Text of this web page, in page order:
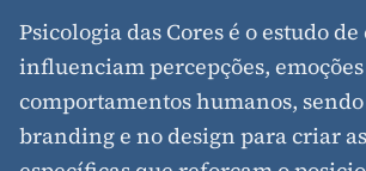
Psicologia das Cores é o estudo
influenciam percepções, emoções
comportamentos humanos,
branding e no design para criar